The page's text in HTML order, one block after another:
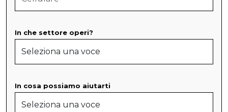
In che settore operi?
In cosa possiamo aiutarti